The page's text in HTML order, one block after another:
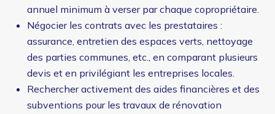
annuel minimum à verser par chaque copropriétaire.
Négocier les contrats avec les prestataires :
assurance, entretien des espaces verts, nettoyage
des parties communes, etc., en comparant plusieurs
devis et en privilégiant les entreprises locales.
Rechercher activement des aides financières et des
subventions pour les travaux de rénovation